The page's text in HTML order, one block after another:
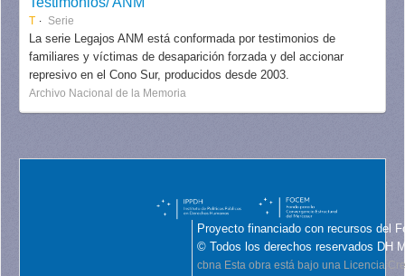
T Serie
La serie Legajos ANM está conformada por testimonios de
familiares y víctimas de desaparición forzada y del accionar
represivo en el Cono Sur, producidos desde 2003.
Archivo Nacional de la Memoria
Proyecto financiado con recursos del
© Todos los derechos reservados DH
cbna Esta obra está bajo una Licencia